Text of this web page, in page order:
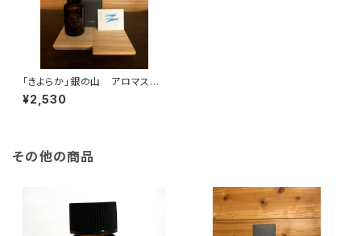
「きよらか」銀の山 アロマスプ
レー 30ml
¥2,530
その他の商品